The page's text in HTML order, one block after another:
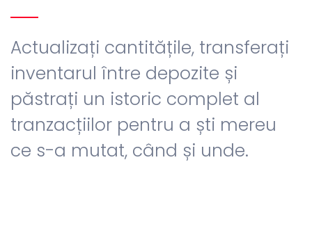
Actualizați cantitățile, transferați
inventarul între depozite și
păstrați un istoric complet al
tranzacțiilor pentru a ști mereu
ce s-a mutat, când și unde.